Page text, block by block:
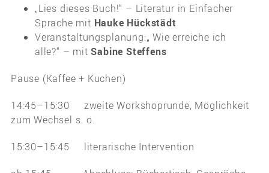
„Lies dieses Buch!“ – Literatur in Einfacher
Sprache mit Hauke Hückstädt
Veranstaltungsplanung:„ Wie erreiche ich
alle?“ – mitSabine Steffens
Pause (Kaffee + Kuchen)
14:45–15:30 zweite Workshoprunde, Möglichkeit
zum Wechsel s. o.
15:30–15:45 literarische Intervention